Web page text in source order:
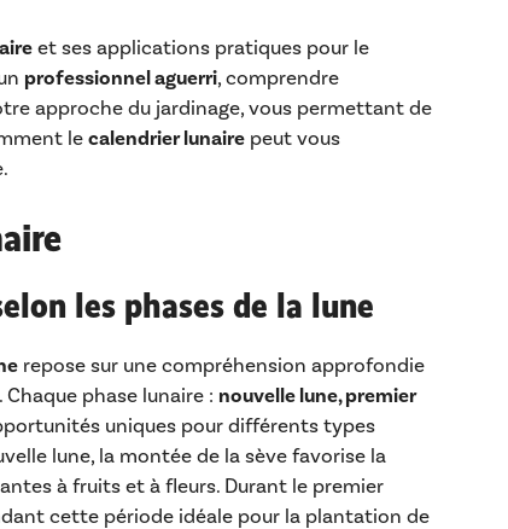
et ses applications pratiques pour le
professionnel aguerri, comprendre
approche du jardinage, vous permettant de
le calendrier lunaire peut vous
les phases de la lune
repose sur une compréhension approfondie
phase lunaire : nouvelle lune, premier
uniques pour différents types
lune, la montée de la sève favorise la
à fruits et à fleurs. Durant le premier
cette période idéale pour la plantation de